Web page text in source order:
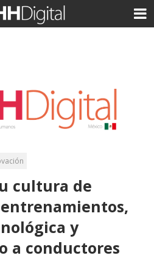
cultura de
y
a conductores